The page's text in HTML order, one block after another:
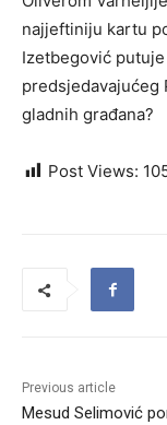
najjeftiniju kartu
Izetbegović
predsjedavajućeg
gladnih građana?
Post Views:
Previous article
Mesud Selimović